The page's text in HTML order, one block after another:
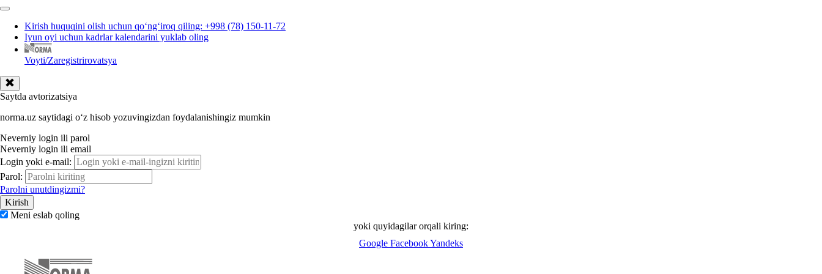
Kirish huquqini olish uchun qoʻngʻiroq qiling: +998 (78) 150-11-72
Iyun oyi uchun kadrlar kalendarini yuklab oling
Voyti/Zaregistrirovatsya
Saytda avtorizatsiya
norma.uz saytidagi oʻz hisob yozuvingizdan foydalanishingiz mumkin
Neverniy login ili parol
Neverniy login ili email
Login yoki e-mail:
Parol:
Parolni unutdingizmi?
Meni eslab qoling
yoki quyidagilar orqali kiring:
Google FacebookYandeks